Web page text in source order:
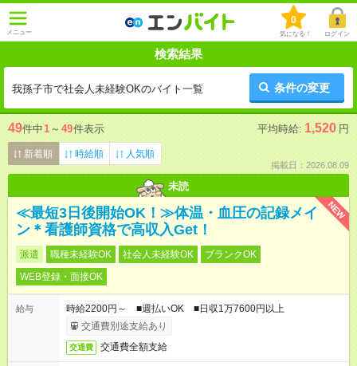
メニュー
0
気になる！ ログイン
検索結果
我孫子市で社会人未経験OKのバイト一覧 条件の変更
49件中1 ～ 49件表示 平均時給: 1,520 円
新着順 時給順 人気順
掲載日：2026.08.09
未読
NEW
≪最短3日後開始OK！≫体温・血圧の記録メイ
ン＊看護師資格で高収入Get！
派遣 職種未経験OK 社会人未経験OK
ブランクOK
WEB登録・面接OK
給与
時給2200円～ ■週払いOK ■日収1万7600円以上
交通費別途支給あり
交通費 交通費全額支給